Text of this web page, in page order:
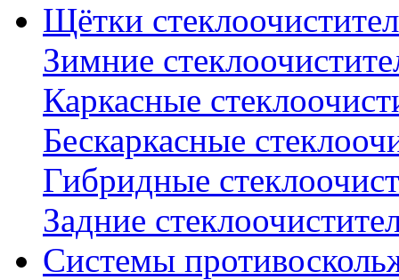
Щётки
Зимние
Каркасные
Бескаркасные
Гибридные
Задние
Системы